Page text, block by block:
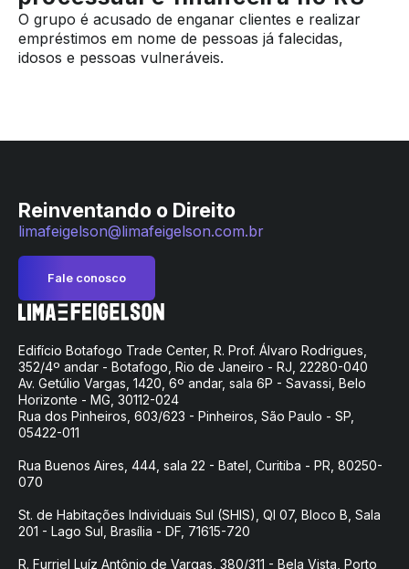
O grupo é acusado de enganar clientes e realizar
empréstimos em nome de pessoas já falecidas,
idosos e pessoas vulneráveis.
Reinventando o Direito
limafeigelson@limafeigelson.com.br
Fale conosco
Edifício Botafogo Trade Center, R. Prof. Álvaro Rodrigues,
352/4º andar - Botafogo, Rio de Janeiro - RJ, 22280-040
Av. Getúlio Vargas, 1420, 6º andar, sala 6P - Savassi, Belo
Horizonte - MG, 30112-024
Rua dos Pinheiros, 603/623 - Pinheiros, São Paulo - SP,
05422-011
Rua Buenos Aires, 444, sala 22 - Batel, Curitiba - PR, 80250-
070
St. de Habitações Individuais Sul (SHIS), QI 07, Bloco B, Sala
201 - Lago Sul, Brasília - DF, 71615-720
R. Furriel Luíz Antônio de Vargas, 380/311 - Bela Vista, Porto